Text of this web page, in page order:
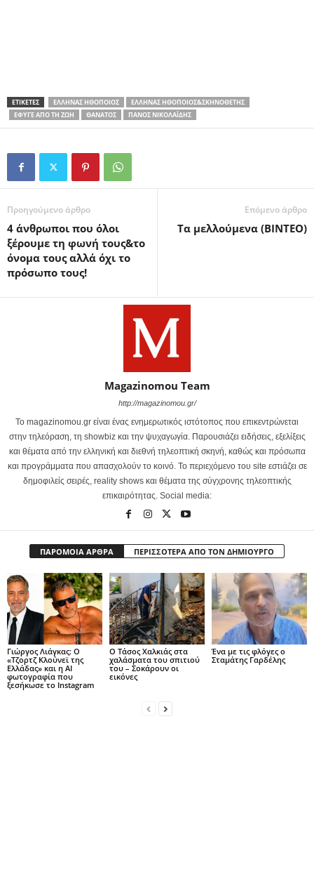
ΕΤΙΚΕΤΕΣ ΈΛΛΗΝΑΣ ΗΘΟΠΟΙΌΣ
ΈΛΛΗΝΑΣ ΗΘΟΠΟΙΌΣ&ΣΚΗΝΟΘΈΤΗΣ
ΈΦΥΓΕ ΑΠΌ ΤΗ ΖΩΉ
ΘΆΝΑΤΟΣ ΠΆΝΟΣ ΝΙΚΟΛΑΪ́ΔΗΣ
Προηγούμενο άρθρο
4 άνθρωποι που όλοι
ξέρουμε τη φωνή τους&το
όνομα τους αλλά όχι το
πρόσωπο τους!
Επόμενο άρθρο
Τα μελλούμενα (ΒΙΝΤΕΟ)
Magazinomou Team
http://magazinomou.gr/
Το magazinomou.gr είναι ένας ενημερωτικός ιστότοπος που επικεντρώνεται
στην τηλεόραση, τη showbiz και την ψυχαγωγία. Παρουσιάζει ειδήσεις, εξελίξεις
και θέματα από την ελληνική και διεθνή τηλεοπτική σκηνή, καθώς και πρόσωπα
και προγράμματα που απασχολούν το κοινό. Το περιεχόμενο του site εστιάζει σε
δημοφιλείς σειρές, reality shows και θέματα της σύγχρονης τηλεοπτικής
επικαιρότητας. Social media:
ΠΑΡΟΜΟΙΑ ΑΡΘΡΑ ΠΕΡΙΣΣΟΤΕΡΑ ΑΠΟ ΤΟΝ ΔΗΜΙΟΥΡΓΟ
Γιώργος Λιάγκας: Ο
«Τζορτζ Κλούνεϊ της
Ελλάδας» και η AI
φωτογραφία που
ξεσήκωσε το Instagram
Ο Τάσος Χαλκιάς στα
χαλάσματα του σπιτιού
του – Σοκάρουν οι
εικόνες
Ένα με τις φλόγες ο
Σταμάτης Γαρδέλης